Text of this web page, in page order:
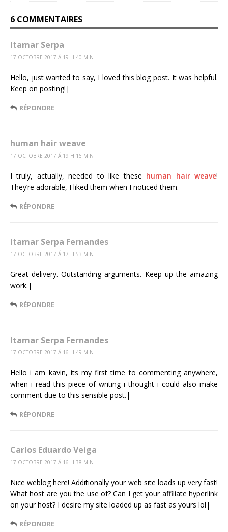
6 COMMENTAIRES
Itamar Serpa
17 OCTOBRE 2017 Á 19 H 40 MIN
Hello, just wanted to say, I loved this blog post. It was helpful.
Keep on posting!|
RÉPONDRE
human hair weave
17 OCTOBRE 2017 Á 19 H 16 MIN
I truly, actually, needed to like these human hair weave!
They’re adorable, I liked them when I noticed them.
RÉPONDRE
Itamar Serpa Fernandes
17 OCTOBRE 2017 Á 17 H 53 MIN
Great delivery. Outstanding arguments. Keep up the amazing
work.|
RÉPONDRE
Itamar Serpa Fernandes
17 OCTOBRE 2017 Á 16 H 49 MIN
Hello i am kavin, its my first time to commenting anywhere,
when i read this piece of writing i thought i could also make
comment due to this sensible post.|
RÉPONDRE
Carlos Eduardo Veiga
17 OCTOBRE 2017 Á 16 H 38 MIN
Nice weblog here! Additionally your web site loads up very fast!
What host are you the use of? Can I get your affiliate hyperlink
on your host? I desire my site loaded up as fast as yours lol|
RÉPONDRE